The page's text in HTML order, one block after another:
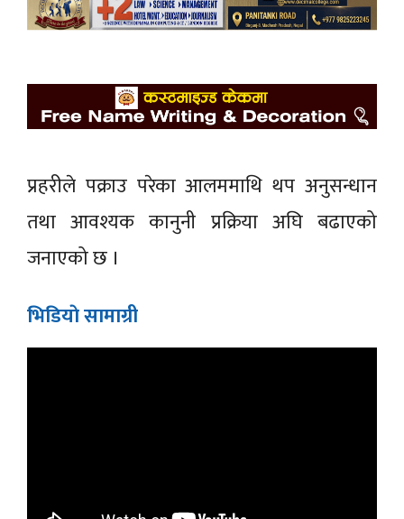
प्रहरीले पक्राउ परेका आलममाथि थप अनुसन्धान
तथा आवश्यक कानुनी प्रक्रिया अघि बढाएको
जनाएको छ ।
भिडियाे सामाग्री